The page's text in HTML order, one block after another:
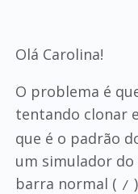
Olá Carolina!
O problema é
tentando clonar
que é o padrão
um simulador do
barra normal ( /